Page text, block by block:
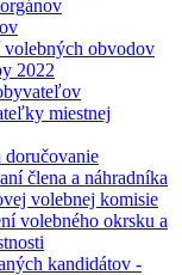
volebných obvodov
2022
miestnej
doručovanie
člena a náhradníka
volebnej komisie
volebného okrsku a
kandidátov -